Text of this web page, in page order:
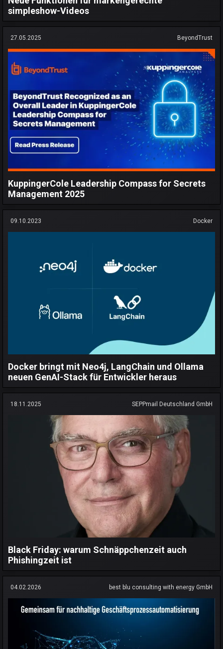
simpleshow-Videos
27.05.2025 BeyondTrust
KuppingerCole Leadership Compass for Secrets
Management 2025
09.10.2023 Docker
Docker bringt mit Neo4j, LangChain und Ollama
neuen GenAI-Stack für Entwickler heraus
18.11.2025 SEPPmail Deutschland GmbH
Black Friday: warum Schnäppchenzeit auch
Phishingzeit ist
04.02.2026 best blu consulting with energy GmbH